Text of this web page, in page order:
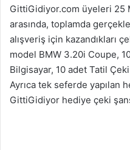
GittiGidiyor.com üyeleri 25
arasında, toplamda
alışveriş için kazandıkları
model BMW 3.20i Coupe,
Bilgisayar, 10 adet Tatil
Ayrıca tek seferde yapılan
GittiGidiyor hediye çeki